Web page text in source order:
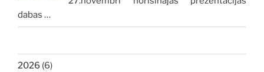
dabas …
2026 (6)